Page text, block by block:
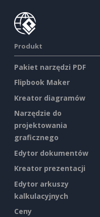
Produkt
Pakiet narzędzi PDF
Flipbook Maker
Kreator diagramów
Narzędzie do
projektowania
graficznego
Edytor dokumentów
Kreator prezentacji
Edytor arkuszy
kalkulacyjnych
Ceny